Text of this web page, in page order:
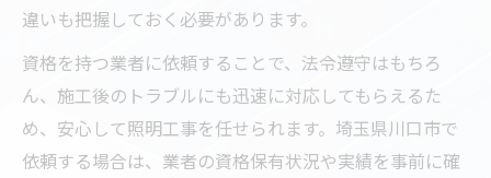
違いも把握しておく必要があります。
資格を持つ業者に依頼することで、法令遵守はもちろ
ん、施工後のトラブルにも迅速に対応してもらえるた
め、安心して照明工事を任せられます。埼玉県川口市で
依頼する場合は、業者の資格保有状況や実績を事前に確